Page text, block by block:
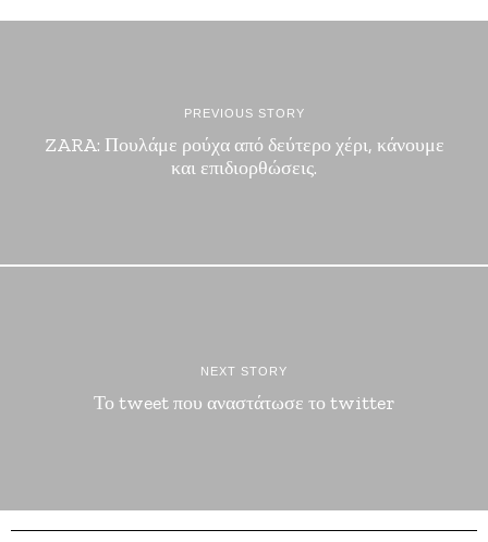
PREVIOUS STORY
ZARA: Πουλάμε ρούχα από δεύτερο χέρι, κάνουμε
και επιδιορθώσεις.
NEXT STORY
Το tweet που αναστάτωσε το twitter